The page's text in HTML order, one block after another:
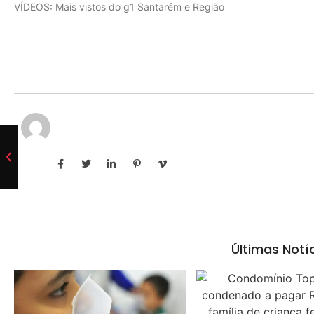
VÍDEOS: Mais vistos do g1 Santarém e Região
Últimas